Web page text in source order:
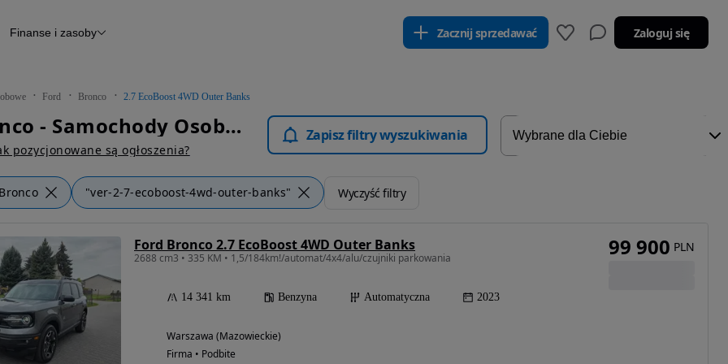
Raport z inspekcji
Otomoto News
Finanse i zasoby Zacznij sprzedawać Zaloguj się
Ford Bronco 2.7 EcoBoost 4WD Outer Banks
Ford Bronco - Samochody Osobowe
pozycjonowane są ogłoszenia?
Zapisz filtry wyszukiwania
Bronco "ver-2-7-ecoboost-4wd-outer-banks" Wyczyść filtry
Ford Bronco 2.7 EcoBoost 4WD Outer Banks
2688 cm3 • 335 KM • 1,5/184km!/automat/4x4/alu/czujniki parkowania
14 341 km Benzyna Automatyczna 2023
Warszawa (Mazowieckie)
Firma • Podbite
99 900 PLN